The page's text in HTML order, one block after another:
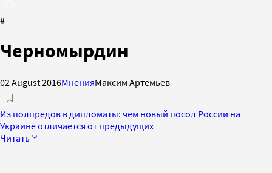
#
Черномырдин
02 August 2016МненияМаксим Артемьев
Из полпредов в дипломаты: чем новый посол России на
Украине отличается от предыдущих
Читать